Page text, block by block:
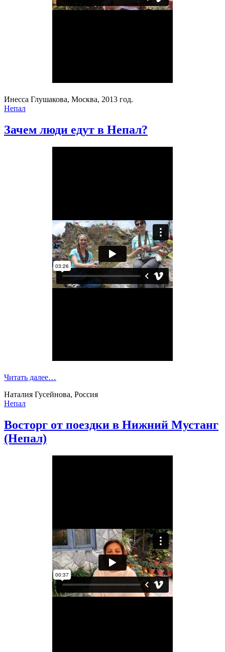
Инесса Глушакова, Москва, 2013 год.
Непал
Зачем люди едут в Непал?
Читать далее…
Наталия Гусейнова, Россия
Непал
Восторг от поездки в Нижний Мустанг
(Непал)